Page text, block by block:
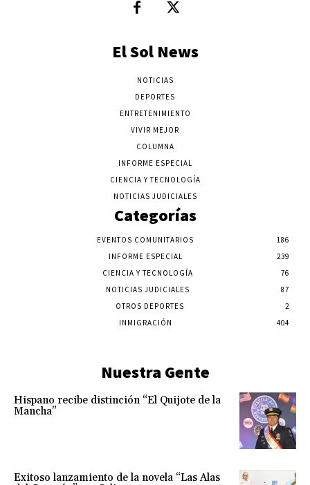
El Sol News
NOTICIAS
DEPORTES
ENTRETENIMIENTO
VIVIR MEJOR
COLUMNA
INFORME ESPECIAL
CIENCIA Y TECNOLOGÍA
NOTICIAS JUDICIALES
Categorías
EVENTOS COMUNITARIOS
186
INFORME ESPECIAL
239
CIENCIA Y TECNOLOGÍA
76
NOTICIAS JUDICIALES
87
OTROS DEPORTES
2
INMIGRACIÓN
404
Nuestra Gente
Hispano recibe distinción “El Quijote de la
Mancha”
Exitoso lanzamiento de la novela “Las Alas